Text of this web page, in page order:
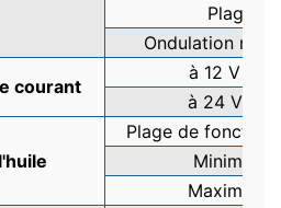
Plage
Ondulation
courant
à 12 V CC
à 24 V CC
Plage de
Minimum
Maximum